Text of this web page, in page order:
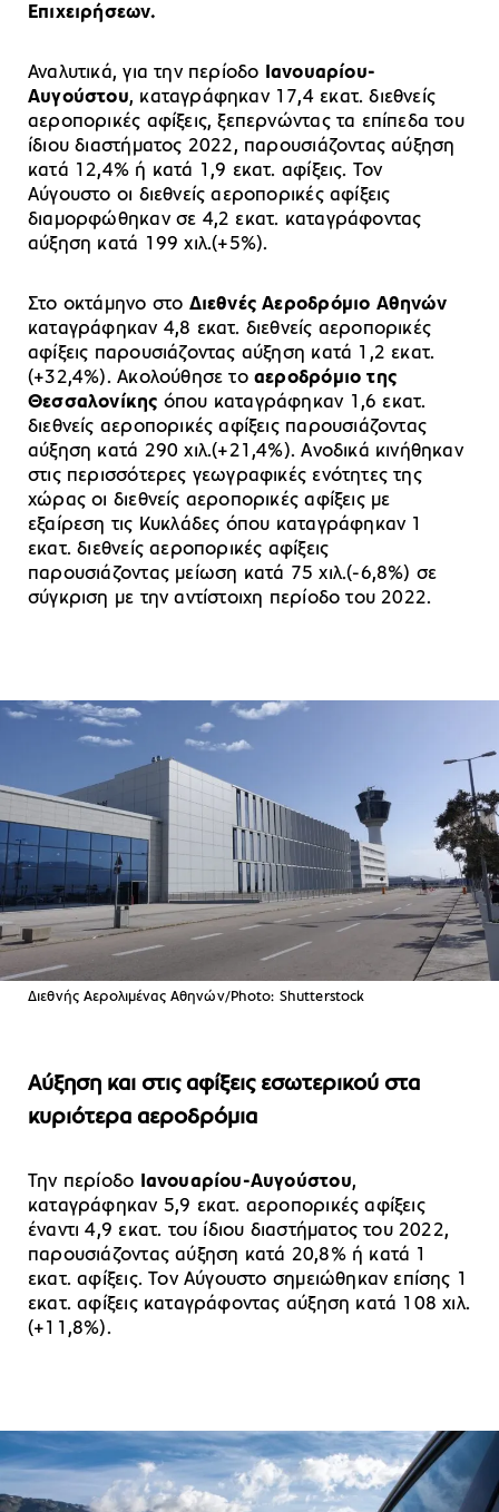
Επιχειρήσεων.
Αναλυτικά, για την περίοδο Ιανουαρίου-
Αυγούστου, καταγράφηκαν 17,4 εκατ. διεθνείς
αεροπορικές αφίξεις, ξεπερνώντας τα επίπεδα του
ίδιου διαστήματος 2022, παρουσιάζοντας αύξηση
κατά 12,4% ή κατά 1,9 εκατ. αφίξεις. Τον
Αύγουστο οι διεθνείς αεροπορικές αφίξεις
διαμορφώθηκαν σε 4,2 εκατ. καταγράφοντας
αύξηση κατά 199 χιλ.(+5%).
Στο οκτάμηνο στο Διεθνές Αεροδρόμιο Αθηνών
καταγράφηκαν 4,8 εκατ. διεθνείς αεροπορικές
αφίξεις παρουσιάζοντας αύξηση κατά 1,2 εκατ.
(+32,4%). Ακολούθησε τοαεροδρόμιο της
Θεσσαλονίκης όπου καταγράφηκαν 1,6 εκατ.
διεθνείς αεροπορικές αφίξεις παρουσιάζοντας
αύξηση κατά 290 χιλ.(+21,4%). Aνοδικά κινήθηκαν
στις περισσότερες γεωγραφικές ενότητες της
χώρας οι διεθνείς αεροπορικές αφίξεις με
εξαίρεση τις Κυκλάδες όπου καταγράφηκαν 1
εκατ. διεθνείς αεροπορικές αφίξεις
παρουσιάζοντας μείωση κατά 75 χιλ.(-6,8%) σε
σύγκριση με την αντίστοιχη περίοδο του 2022.
Διεθνής Αερολιμένας Αθηνών/Photo: Shutterstock
Αύξηση και στις αφίξεις εσωτερικού στα
κυριότερα αεροδρόμια
Την περίοδο Ιανουαρίου-Αυγούστου,
καταγράφηκαν 5,9 εκατ. αεροπορικές αφίξεις
έναντι 4,9 εκατ. του ίδιου διαστήματος του 2022,
παρουσιάζοντας αύξηση κατά 20,8% ή κατά 1
εκατ. αφίξεις. Τον Αύγουστο σημειώθηκαν επίσης 1
εκατ. αφίξεις καταγράφοντας αύξηση κατά 108 χιλ.
(+11,8%).